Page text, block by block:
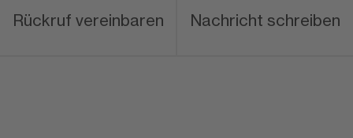
Rückruf vereinbaren Nachricht schreiben